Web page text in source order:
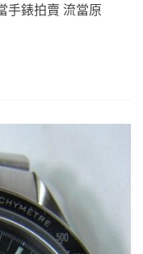
手錶拍賣 流當原